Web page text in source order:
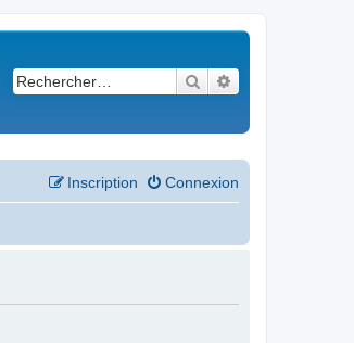
Rechercher
Connexion
Inscription